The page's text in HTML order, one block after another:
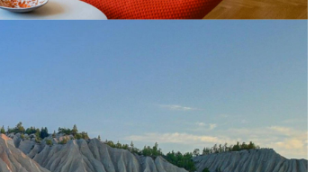
Correo electrónico
He leído y acepto la Política de privacidad